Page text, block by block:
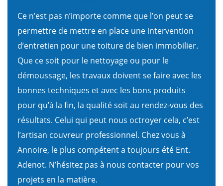
Ce n’est pas n’importe comme que l’on peut se
permettre de mettre en place une intervention
d’entretien pour une toiture de bien immobilier.
Que ce soit pour le nettoyage ou pour le
démoussage, les travaux doivent se faire avec les
bonnes techniques et avec les bons produits
pour qu’à la fin, la qualité soit au rendez-vous des
résultats. Celui qui peut nous octroyer cela, c’est
l’artisan couvreur professionnel. Chez vous à
Annoire, le plus compétent a toujours été Ent.
Adenot. N’hésitez pas à nous contacter pour vos
projets en la matière.